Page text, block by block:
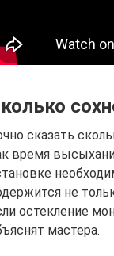
сказать
время
не
остекление
мастера.